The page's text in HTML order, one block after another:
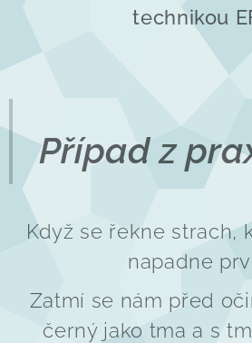
technikou
Případ z
Když se řekne strach,
napadne
Zatmí se nám před
černý jako tma a s